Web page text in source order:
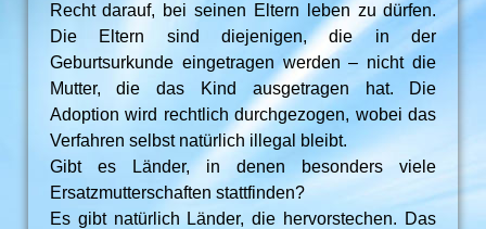
Recht darauf, bei seinen Eltern leben zu dürfen.
Die Eltern sind diejenigen, die in der
Geburtsurkunde eingetragen werden – nicht die
Mutter, die das Kind ausgetragen hat. Die
Adoption wird rechtlich durchgezogen, wobei das
Verfahren selbst natürlich illegal bleibt.
Gibt es Länder, in denen besonders viele
Ersatzmutterschaften stattfinden?
Es gibt natürlich Länder, die hervorstechen. Das